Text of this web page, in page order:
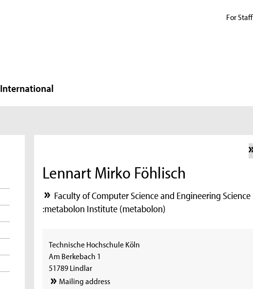
For Staff
International
Lennart Mirko Föhlisch
Faculty of Computer Science and Engineering Science
:metabolon Institute (metabolon)
Technische Hochschule Köln
Am Berkebach 1
51789 Lindlar
Mailing address